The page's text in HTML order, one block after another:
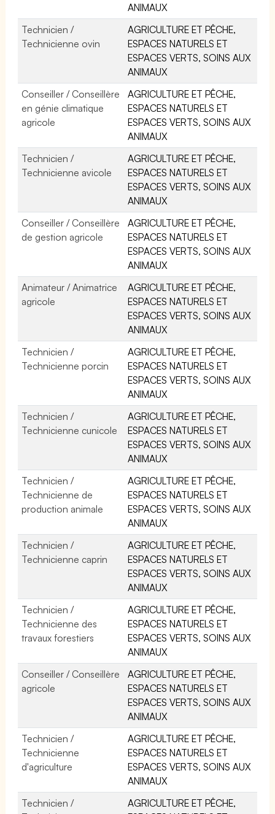
ANIMAUX
Technicien /
Technicienne ovin
AGRICULTURE ET PÊCHE,
ESPACES NATURELS ET
ESPACES VERTS, SOINS AUX
ANIMAUX
Conseiller / Conseillère
en génie climatique
agricole
AGRICULTURE ET PÊCHE,
ESPACES NATURELS ET
ESPACES VERTS, SOINS AUX
ANIMAUX
Technicien /
Technicienne avicole
AGRICULTURE ET PÊCHE,
ESPACES NATURELS ET
ESPACES VERTS, SOINS AUX
ANIMAUX
Conseiller / Conseillère
de gestion agricole
AGRICULTURE ET PÊCHE,
ESPACES NATURELS ET
ESPACES VERTS, SOINS AUX
ANIMAUX
Animateur / Animatrice
agricole
AGRICULTURE ET PÊCHE,
ESPACES NATURELS ET
ESPACES VERTS, SOINS AUX
ANIMAUX
Technicien /
Technicienne porcin
AGRICULTURE ET PÊCHE,
ESPACES NATURELS ET
ESPACES VERTS, SOINS AUX
ANIMAUX
Technicien /
Technicienne cunicole
AGRICULTURE ET PÊCHE,
ESPACES NATURELS ET
ESPACES VERTS, SOINS AUX
ANIMAUX
Technicien /
Technicienne de
production animale
AGRICULTURE ET PÊCHE,
ESPACES NATURELS ET
ESPACES VERTS, SOINS AUX
ANIMAUX
Technicien /
Technicienne caprin
AGRICULTURE ET PÊCHE,
ESPACES NATURELS ET
ESPACES VERTS, SOINS AUX
ANIMAUX
Technicien /
Technicienne des
travaux forestiers
AGRICULTURE ET PÊCHE,
ESPACES NATURELS ET
ESPACES VERTS, SOINS AUX
ANIMAUX
Conseiller / Conseillère
agricole
AGRICULTURE ET PÊCHE,
ESPACES NATURELS ET
ESPACES VERTS, SOINS AUX
ANIMAUX
Technicien /
Technicienne
d'agriculture
AGRICULTURE ET PÊCHE,
ESPACES NATURELS ET
ESPACES VERTS, SOINS AUX
ANIMAUX
Technicien /
AGRICULTURE ET PÊCHE,